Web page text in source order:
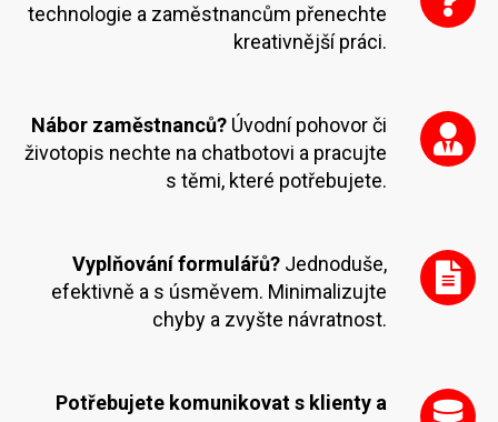
technologie a zaměstnancům přenechte
kreativnější práci.
Nábor zaměstnanců? Úvodní pohovor či
životopis nechte na chatbotovi a pracujte
s těmi, které potřebujete.
Vyplňování formulářů? Jednoduše,
efektivně a s úsměvem. Minimalizujte
chyby a zvyšte návratnost.
Potřebujete komunikovat s klienty a